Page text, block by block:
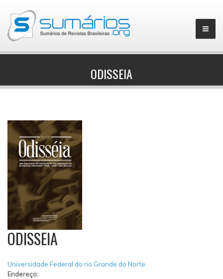
▼
ODISSEIA
ODISSEIA
Universidade Federal do rio Grande do Norte
Endereço: